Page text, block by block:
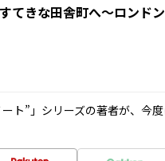
てきな田舎町へ～ロンド
ト”」シリーズの著者が、今